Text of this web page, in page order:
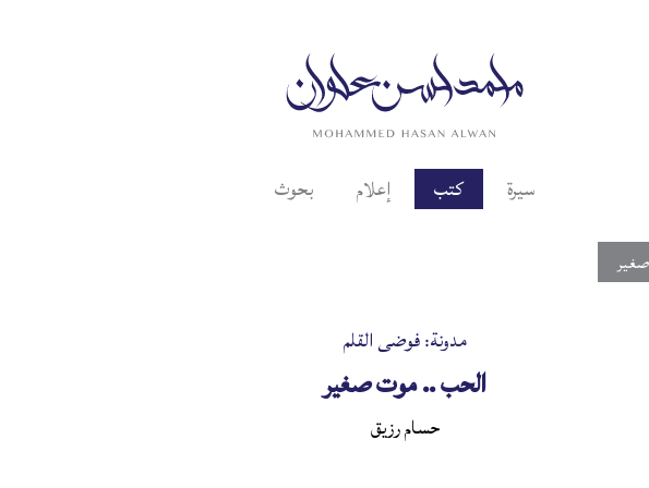
بحوث إعلام كتب سيرة
مدونة: فوضى القلم
الحب .. موت صغير
حسام رزيق